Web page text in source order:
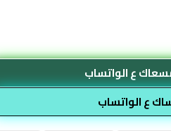
ع الواتساب
ع الواتساب